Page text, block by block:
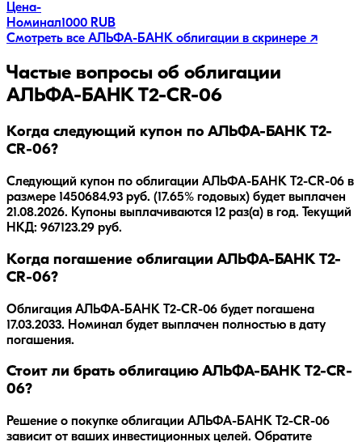
Цена-
Номинал1000 RUB
Смотреть все АЛЬФА-БАНК облигации в скринере ↗
Частые вопросы об облигации
АЛЬФА-БАНК T2-CR-06
Когда следующий купон по АЛЬФА-БАНК T2-
CR-06?
Следующий купон по облигации АЛЬФА-БАНК T2-CR-06 в
размере 1450684.93 руб. (17.65% годовых) будет выплачен
21.08.2026. Купоны выплачиваются 12 раз(а) в год. Текущий
НКД: 967123.29 руб.
Когда погашение облигации АЛЬФА-БАНК T2-
CR-06?
Облигация АЛЬФА-БАНК T2-CR-06 будет погашена
17.03.2033. Номинал будет выплачен полностью в дату
погашения.
Стоит ли брать облигацию АЛЬФА-БАНК T2-CR-
06?
Решение о покупке облигации АЛЬФА-БАНК T2-CR-06
зависит от ваших инвестиционных целей. Обратите